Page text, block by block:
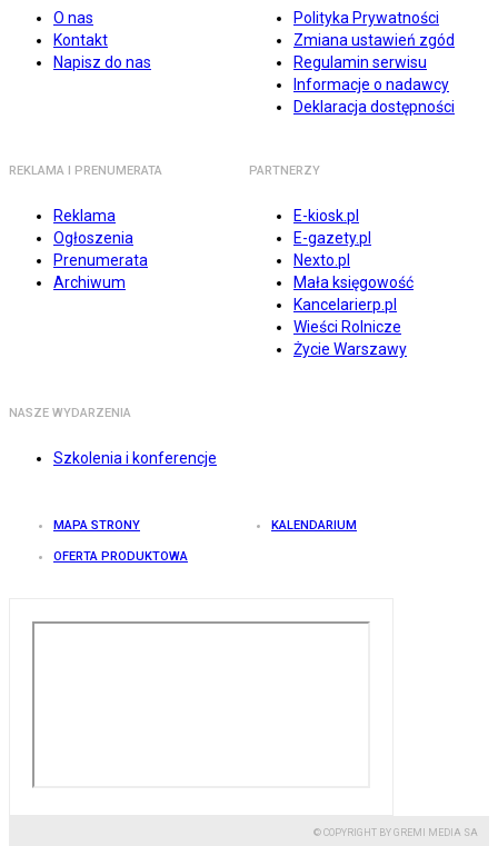
O nas
Kontakt
Napisz do nas
Polityka Prywatności
Zmiana ustawień zgód
Regulamin serwisu
Informacje o nadawcy
Deklaracja dostępności
REKLAMA I PRENUMERATA
Reklama
Ogłoszenia
Prenumerata
Archiwum
PARTNERZY
E-kiosk.pl
E-gazety.pl
Nexto.pl
Mała księgowość
Kancelarierp.pl
Wieści Rolnicze
Życie Warszawy
NASZE WYDARZENIA
Szkolenia i konferencje
MAPA STRONY KALENDARIUM
OFERTA PRODUKTOWA
© COPYRIGHT BY GREMI MEDIA SA